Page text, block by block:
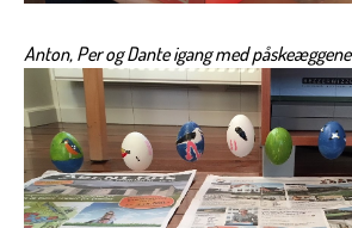
Anton, Per og Dante igang med påskeæggene